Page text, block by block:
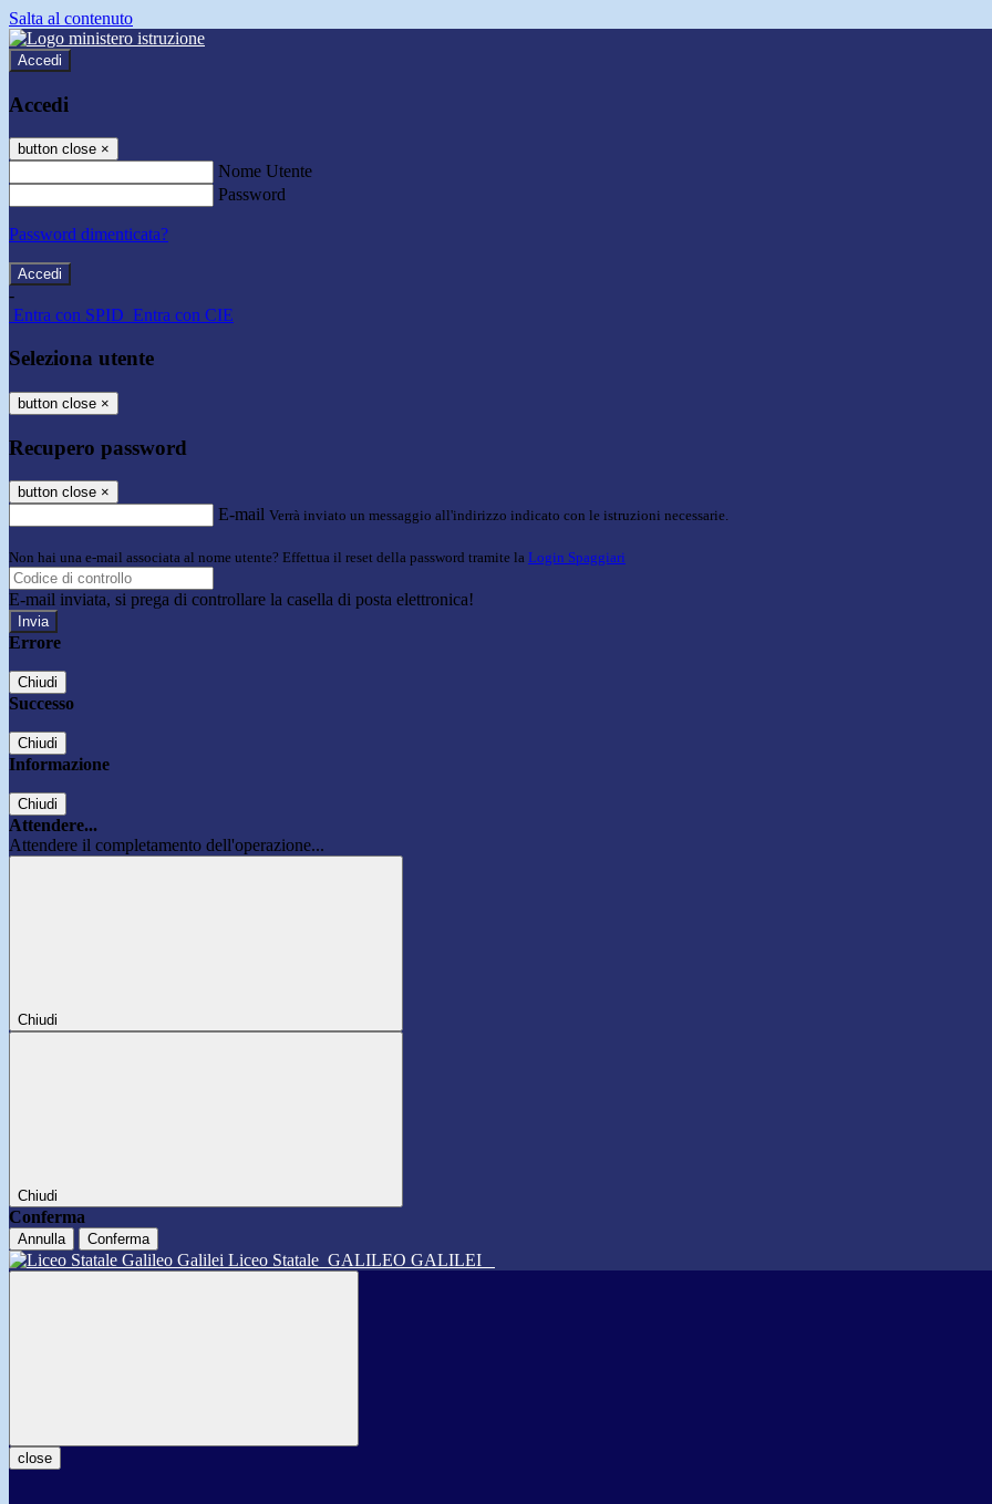
Salta al contenuto
Accedi
Accedi
button close ×
Nome Utente
Password
Password dimenticata?
-
Entra con SPID Entra con CIE
Seleziona utente
button close ×
Recupero password
button close ×
E-mail Verrà inviato un messaggio all'indirizzo indicato con le istruzioni necessarie.
Non hai una e-mail associata al nome utente? Effettua il reset della password tramite la Login Spaggiari
E-mail inviata, si prega di controllare la casella di posta elettronica!
Errore
Chiudi
Successo
Chiudi
Informazione
Chiudi
Attendere...
Attendere il completamento dell'operazione...
Chiudi
Chiudi
Conferma
Annulla Conferma
Liceo Statale GALILEO GALILEI
close